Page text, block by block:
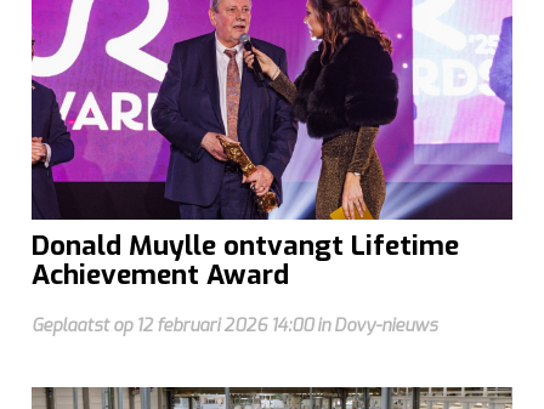
Donald Muylle ontvangt Lifetime
Achievement Award
Geplaatst op 12 februari 2026 14:00 in Dovy-nieuws